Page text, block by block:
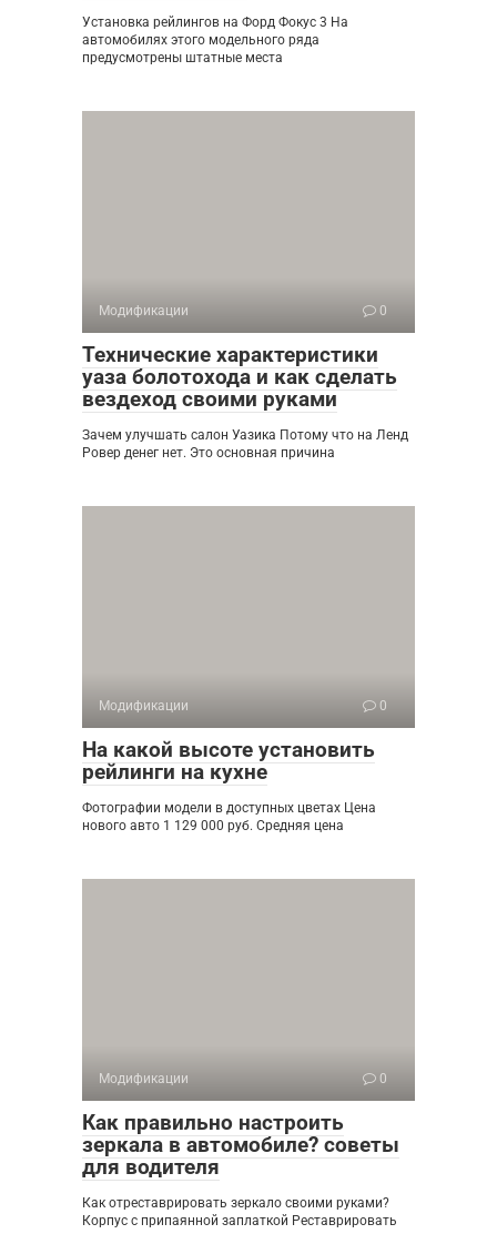
Установка рейлингов на Форд Фокус 3 На
автомобилях этого модельного ряда
предусмотрены штатные места
Модификации 0
Технические характеристики
уаза болотохода и как сделать
вездеход своими руками
Зачем улучшать салон Уазика Потому что на Ленд
Ровер денег нет. Это основная причина
Модификации 0
На какой высоте установить
рейлинги на кухне
Фотографии модели в доступных цветах Цена
нового авто 1 129 000 руб. Средняя цена
Модификации 0
Как правильно настроить
зеркала в автомобиле? советы
для водителя
Как отреставрировать зеркало своими руками?
Корпус с припаянной заплаткой Реставрировать